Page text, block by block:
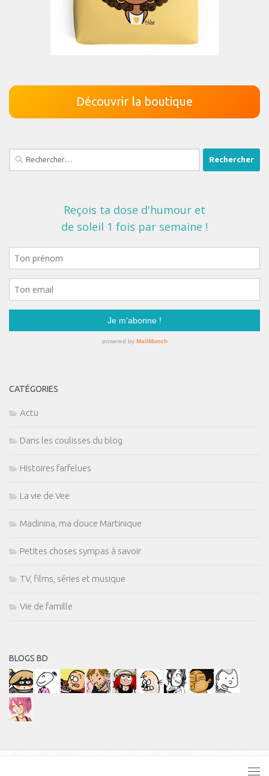
Découvrir la boutique
Rechercher :
CATÉGORIES
Actu
Dans les coulisses du blog
Histoires farfelues
La vie de Vee
Madinina, ma douce Martinique
Petites choses sympas à savoir
TV, films, séries et musique
Vie de famille
BLOGS BD